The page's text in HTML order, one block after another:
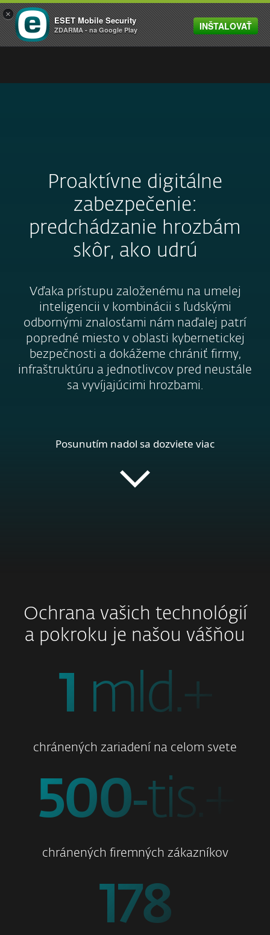
MENU
Proaktívne digitálne
zabezpečenie:
predchádzanie hrozbám
skôr, ako udrú
Vďaka prístupu založenému na umelej
inteligencii v kombinácii s ľudskými
odbornými znalosťami nám naďalej patrí
popredné miesto v oblasti kybernetickej
bezpečnosti a dokážeme chrániť firmy,
infraštruktúru a jednotlivcov pred neustále
sa vyvíjajúcimi hrozbami.
Posunutím nadol sa dozviete viac
Ochrana vašich technológií
a pokroku je našou vášňou
1 mld.+
chránených zariadení na celom svete
500‑tis.+
chránených firemných zákazníkov
178
×
ESET Mobile Security
ZDARMA - na Google Play INŠTALOVAŤ